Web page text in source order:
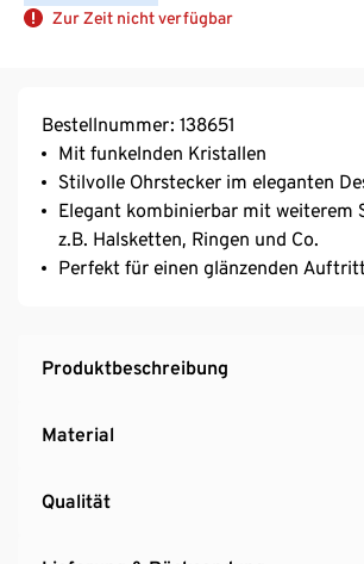
Zur Zeit nicht verfügbar
Bestellnummer: 138651
Mit funkelnden Kristallen
Stilvolle Ohrstecker im eleganten
Elegant kombinierbar mit weiterem
z.B. Halsketten, Ringen und Co.
Perfekt für einen glänzenden
Produktbeschreibung
Material
Qualität